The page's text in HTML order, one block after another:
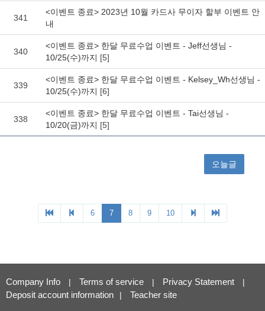
Company Info | Terms of service | Privacy Statement |
Deposit account information | Teacher site